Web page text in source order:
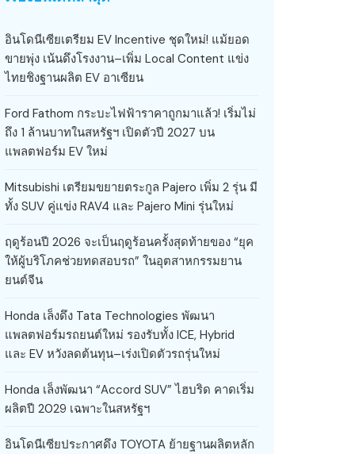
อินโดนีเซียเตรียม EV Incentive ชุดใหม่! แม้ยอด
ขายพุ่ง เน้นดึงโรงงาน–เพิ่ม Local Content แข่ง
ไทยชิงฐานผลิต EV อาเซียน
Ford Fathom กระบะไฟฟ้าราคาถูกมาแล้ว! เริ่มไม่
ถึง 1 ล้านบาทในสหรัฐฯ เปิดตัวปี 2027 บน
แพลตฟอร์ม EV ใหม่
Mitsubishi เตรียมขยายตระกูล Pajero เพิ่ม 2 รุ่น มี
ทั้ง SUV คู่แข่ง RAV4 และ Pajero Mini รุ่นใหม่
ฤดูร้อนปี 2026 จะเป็นฤดูร้อนครั้งสุดท้ายของ “ยุค
ให้ผู้บริโภคช่วยทดสอบรถ” ในอุตสาหกรรมยาน
ยนต์จีน
Honda เล็งดึง Tata Technologies พัฒนา
แพลตฟอร์มรถยนต์ใหม่ รองรับทั้ง ICE, Hybrid
และ EV หวังลดต้นทุน–เร่งเปิดตัวรถรุ่นใหม่
Honda เล็งพัฒนา “Accord SUV” ไฮบริด คาดเริ่ม
ผลิตปี 2029 เฉพาะในสหรัฐฯ
อินโดนีเซียประกาศดึง TOYOTA ย้ายฐานผลิตหลัก